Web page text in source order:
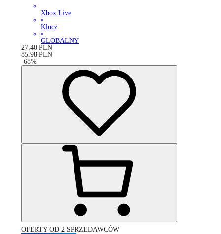
Xbox Live
•
Klucz
•
GLOBALNY
27.40 PLN
85.98 PLN
-68%
OFERTY OD 2 SPRZEDAWCÓW